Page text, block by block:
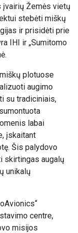
Žemės vietų
stebėti miškų
ir prisidėti prie
IHI ir „Sumitomo
plotuose
augimo
su tradiciniais,
labai
įskaitant
Šis palydovo
skirtingas augalų
unikalų
centre,
misijos